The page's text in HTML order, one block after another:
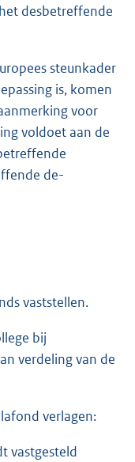
desbetreffende
steunkader
is, komen
voor
voldoet aan de
de-
vaststellen.
bij
verdeling van de
verlagen:
vastgesteld